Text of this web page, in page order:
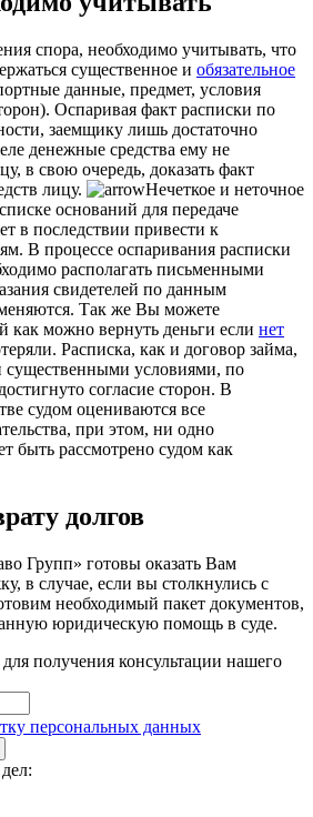
спора, необходимо учитывать, что
существенное и обязательное
данные, предмет, условия
Оспаривая факт расписки по
заемщику лишь достаточно
денежные средства ему не
в свою очередь, доказать факт
лицу.
Нечеткое и неточное
оснований для передаче
в последствии привести к
В процессе оспаривания расписки
располагать письменными
свидетелей по данным
Так же Вы можете
как можно вернуть деньги если нет
Расписка, как и договор займа,
существенными условиями, по
согласие сторон. В
судом оцениваются все
при этом, ни одно
быть рассмотрено судом как
долгов
Групп» готовы оказать Вам
в случае, если вы столкнулись с
необходимый пакет документов,
юридическую помощь в суде.
получения консультации нашего
персональных данных